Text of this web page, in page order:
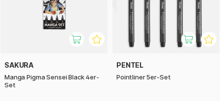
SAKURA
Manga Pigma Sensei Black 4er-
Set
PENTEL
Pointliner 5er-Set